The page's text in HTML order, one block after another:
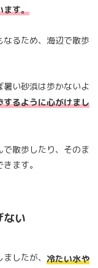
ます。
るため、海辺で散歩
い砂浜は歩かないよ
るように心がけまし
散歩したり、そのま
ます。
い
したが、 冷たい水や